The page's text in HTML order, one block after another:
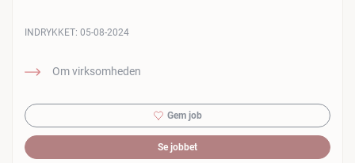
Om virksomheden
INDRYKKET: 05-08-2024
Gem job
Se jobbet